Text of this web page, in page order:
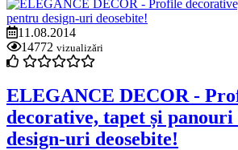
11.08.2014
14772 vizualizări
ELEGANCE DECOR -
decorative, tapet și
design-uri deosebite!